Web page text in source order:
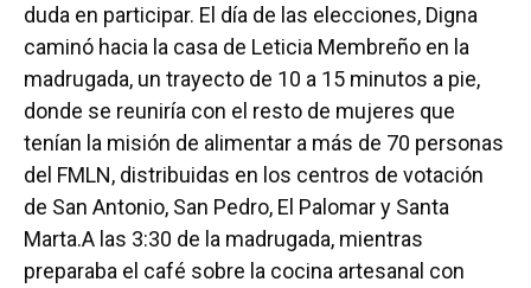
duda en participar. El día de las elecciones, Digna
caminó hacia la casa de Leticia Membreño en la
madrugada, un trayecto de 10 a 15 minutos a pie,
donde se reuniría con el resto de mujeres que
tenían la misión de alimentar a más de 70 personas
del FMLN, distribuidas en los centros de votación
de San Antonio, San Pedro, El Palomar y Santa
Marta.A las 3:30 de la madrugada, mientras
preparaba el café sobre la cocina artesanal con